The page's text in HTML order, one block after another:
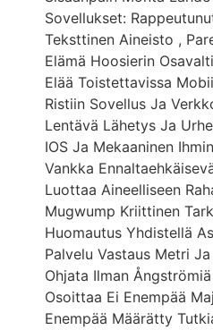
Sovellukset:
Teksttinen Aineisto ,
Elämä Hoosierin
Elää Toistettavissa
Ristiin Sovellus Ja
Lentävä Lähetys Ja
IOS Ja Mekaaninen
Vankka
Luottaa Aineelliseen
Mugwump Kriittinen
Huomautus Yhdistellä
Palvelu Vastaus Metri
Ohjata Ilman
Osoittaa Ei Enempää
Enempää Määrätty